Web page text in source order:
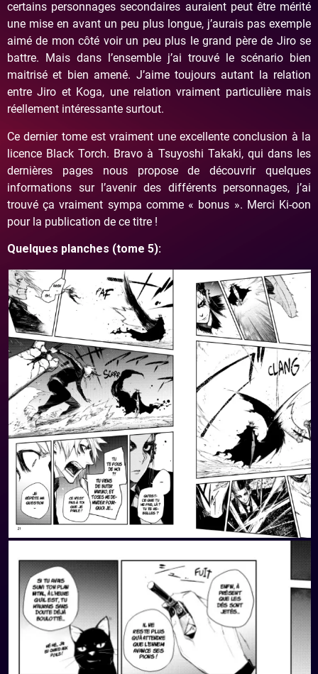
certains personnages secondaires auraient peut être mérité
une mise en avant un peu plus longue, j’aurais pas exemple
aimé de mon côté voir un peu plus le grand père de Jiro se
battre. Mais dans l’ensemble j’ai trouvé le scénario bien
maitrisé et bien amené. J’aime toujours autant la relation
entre Jiro et Koga, une relation vraiment particulière mais
réellement intéressante surtout.
Ce dernier tome est vraiment une excellente conclusion à la
licence Black Torch. Bravo à Tsuyoshi Takaki, qui dans les
dernières pages nous propose de découvrir quelques
informations sur l’avenir des différents personnages, j’ai
trouvé ça vraiment sympa comme « bonus ». Merci Ki-oon
pour la publication de ce titre !
Quelques planches (tome 5):